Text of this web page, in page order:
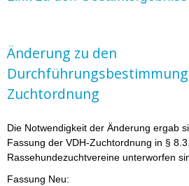
Änderung zu den
Zuchtordnung
Die Notwendigkeit der Änderung ergab
Fassung der VDH-Zuchtordnung in §
Rassehundezuchtvereine unterworfen
Fassung Neu: